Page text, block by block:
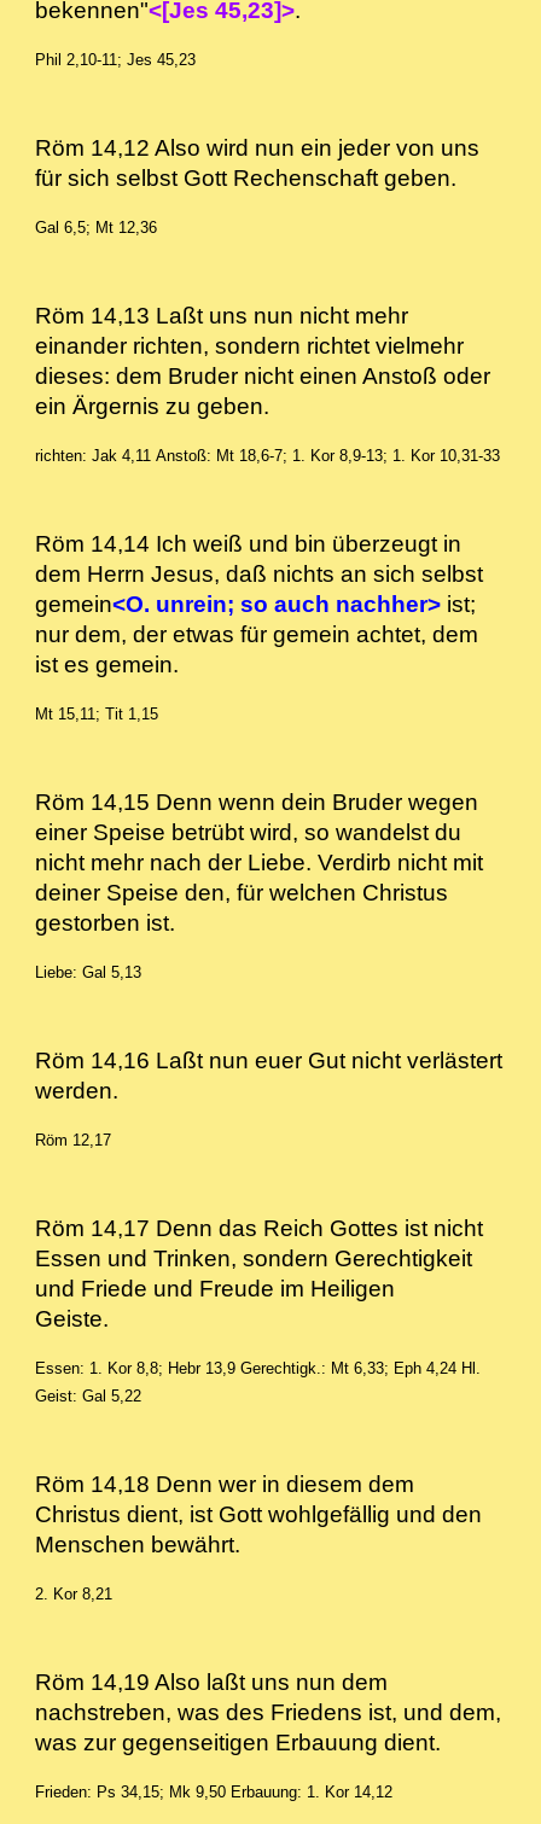
bekennen"<[Jes 45,23]>.
Phil 2,10-11; Jes 45,23
Röm 14,12 Also wird nun ein jeder von uns
für sich selbst Gott Rechenschaft geben.
Gal 6,5; Mt 12,36
Röm 14,13 Laßt uns nun nicht mehr
einander richten, sondern richtet vielmehr
dieses: dem Bruder nicht einen Anstoß oder
ein Ärgernis zu geben.
richten: Jak 4,11 Anstoß: Mt 18,6-7; 1. Kor 8,9-13; 1. Kor 10,31-33
Röm 14,14 Ich weiß und bin überzeugt in
dem Herrn Jesus, daß nichts an sich selbst
gemein<O. unrein; so auch nachher> ist;
nur dem, der etwas für gemein achtet, dem
ist es gemein.
Mt 15,11; Tit 1,15
Röm 14,15 Denn wenn dein Bruder wegen
einer Speise betrübt wird, so wandelst du
nicht mehr nach der Liebe. Verdirb nicht mit
deiner Speise den, für welchen Christus
gestorben ist.
Liebe: Gal 5,13
Röm 14,16 Laßt nun euer Gut nicht verlästert
werden.
Röm 12,17
Röm 14,17 Denn das Reich Gottes ist nicht
Essen und Trinken, sondern Gerechtigkeit
und Friede und Freude im Heiligen
Geiste.
Essen: 1. Kor 8,8; Hebr 13,9 Gerechtigk.: Mt 6,33; Eph 4,24 Hl.
Geist: Gal 5,22
Röm 14,18 Denn wer in diesem dem
Christus dient, ist Gott wohlgefällig und den
Menschen bewährt.
2. Kor 8,21
Röm 14,19 Also laßt uns nun dem
nachstreben, was des Friedens ist, und dem,
was zur gegenseitigen Erbauung dient.
Frieden: Ps 34,15; Mk 9,50 Erbauung: 1. Kor 14,12